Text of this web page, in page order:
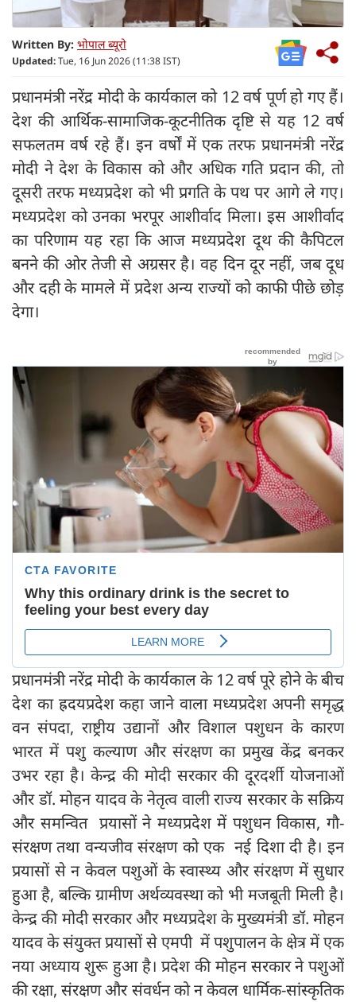
Written By: भोपाल ब्यूरो
Updated:Tue, 16 Jun 2026 (11:38 IST)
प्रधानमंत्री नरेंद्र मोदी के कार्यकाल को 12 वर्ष पूर्ण हो गए हैं।
देश की आर्थिक-सामाजिक-कूटनीतिक दृष्टि से यह 12 वर्ष
सफलतम वर्ष रहे हैं। इन वर्षों में एक तरफ प्रधानमंत्री नरेंद्र
मोदी ने देश के विकास को और अधिक गति प्रदान की, तो
दूसरी तरफ मध्यप्रदेश को भी प्रगति के पथ पर आगे ले गए।
मध्यप्रदेश को उनका भरपूर आशीर्वाद मिला। इस आशीर्वाद
का परिणाम यह रहा कि आज मध्यप्रदेश दूथ की कैपिटल
बनने की ओर तेजी से अग्रसर है। वह दिन दूर नहीं, जब दूध
और दही के मामले में प्रदेश अन्य राज्यों को काफी पीछे छोड़
देगा।
प्रधानमंत्री नरेंद्र मोदी के कार्यकाल के 12 वर्ष पूरे होने के बीच
देश का ह्रदयप्रदेश कहा जाने वाला मध्यप्रदेश अपनी समृद्ध
वन संपदा, राष्ट्रीय उद्यानों और विशाल पशुधन के कारण
भारत में पशु कल्याण और संरक्षण का प्रमुख केंद्र बनकर
उभर रहा है। केन्द्र की मोदी सरकार की दूरदर्शी योजनाओं
और डॉ. मोहन यादव के नेतृत्व वाली राज्य सरकार के सक्रिय
और समन्वित प्रयासों ने मध्यप्रदेश में पशुधन विकास, गौ-
संरक्षण तथा वन्यजीव संरक्षण को एक नई दिशा दी है। इन
प्रयासों से न केवल पशुओं के स्वास्थ्य और संरक्षण में सुधार
हुआ है, बल्कि ग्रामीण अर्थव्यवस्था को भी मजबूती मिली है।
केन्द्र की मोदी सरकार और मध्यप्रदेश के मुख्यमंत्री डॉ. मोहन
यादव के संयुक्त प्रयासों से एमपी में पशुपालन के क्षेत्र में एक
नया अध्याय शुरू हुआ है। प्रदेश की मोहन सरकार ने पशुओं
की रक्षा, संरक्षण और संवर्धन को न केवल धार्मिक-सांस्कृतिक